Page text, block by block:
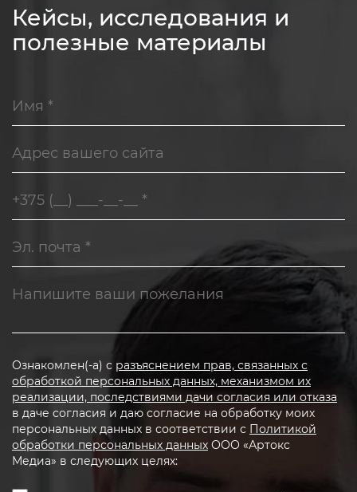
Кейсы, исследования и
полезные материалы
Ознакомлен(-а) с разъяснением прав, связанных с
обработкой персональных данных, механизмом их
реализации, последствиями дачи согласия или отказа
в даче согласия и даю согласие на обработку моих
персональных данных в соответствии с Политикой
обработки персональных данных ООО «Артокс
Медиа» в следующих целях: